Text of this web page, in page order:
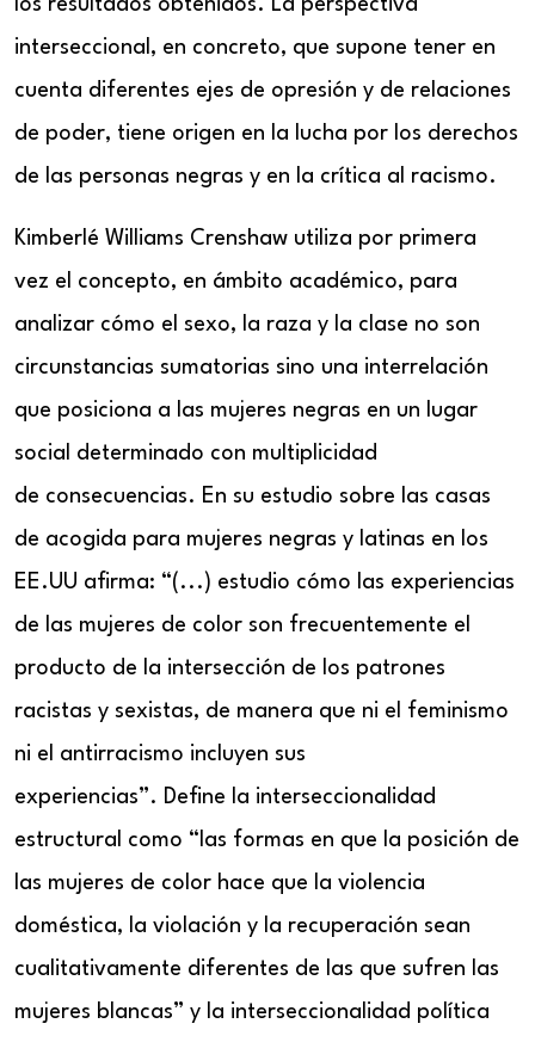
interseccional, en concreto, que supone tener en
cuenta diferentes ejes de opresión y de relaciones
de poder, tiene origen en la lucha por los derechos
de las personas negras y en la crítica al racismo.
Kimberlé Williams Crenshaw utiliza por primera
vez el concepto, en ámbito académico, para
analizar cómo el sexo, la raza y la clase no son
circunstancias sumatorias sino una interrelación
que posiciona a las mujeres negras en un lugar
social determinado con multiplicidad
de consecuencias. En su estudio sobre las casas
de acogida para mujeres negras y latinas en los
EE.UU afirma: “(...) estudio cómo las experiencias
de las mujeres de color son frecuentemente el
producto de la intersección de los patrones
racistas y sexistas, de manera que ni el feminismo
ni el antirracismo incluyen sus
experiencias”. Define la interseccionalidad
estructural como “las formas en que la posición de
las mujeres de color hace que la violencia
doméstica, la violación y la recuperación sean
cualitativamente diferentes de las que sufren las
mujeres blancas” y la interseccionalidad política